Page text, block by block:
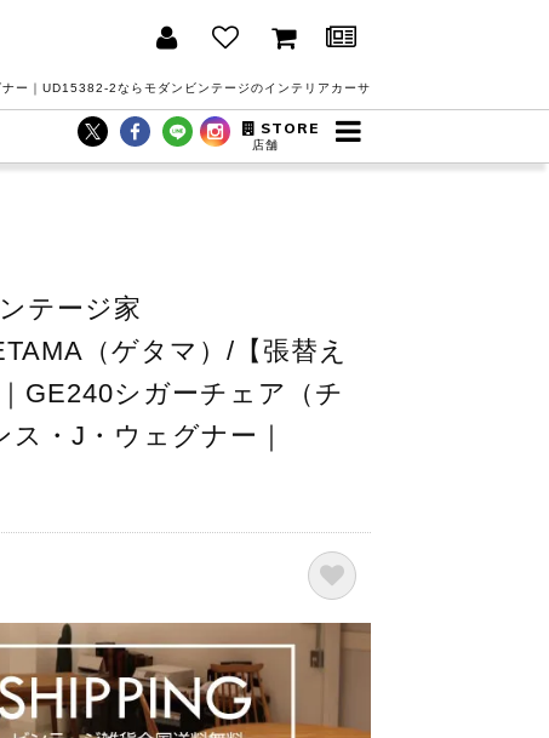
ー｜UD15382-2ならモダンビンテージのインテリアカーサ
STORE
店舗
テージ家
（ゲタマ）/【張替え
GE240シガーチェア（チ
・J・ウェグナー｜